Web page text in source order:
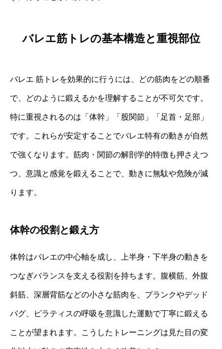
バレエ筋トレの基本構造と重視部位
バレエ 筋トレを効果的に行うには、どの筋肉をどの順番
で、どのように鍛えるかを理解することが不可欠です。
特に重視されるのは「体幹」「股関節」「足首・足部」
です。これらが安定することでバレエ特有の動きが自然
で強くなります。筋肉・関節の解剖学的特徴も押さえつ
つ、意識と感覚を鍛えることで、動きに無駄や危険が減
ります。
体幹の役割と鍛え方
体幹はバレエの中心軸を成し、上半身・下半身の動きを
つなぎバランスを支える役割を持ちます。腹横筋、外腹
斜筋、深層背筋などの小さな筋肉を、プランクやデッド
バグ、ピラティスの呼吸を意識した運動で丁寧に鍛える
ことが望まれます。こうしたトレーニングは見た目の変